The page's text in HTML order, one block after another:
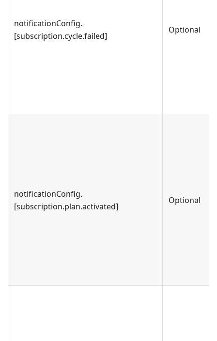
notificationConfig.
[subscription.cycle.failed]
Optional
notificationConfig.
[subscription.plan.activated]
Optional